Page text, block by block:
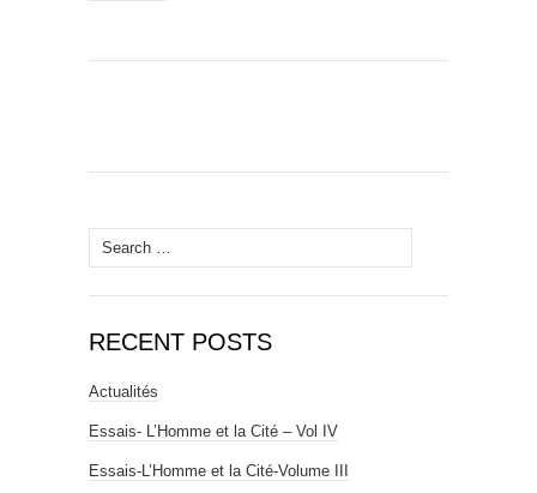
Search
for:
RECENT POSTS
Actualités
Essais- L’Homme et la Cité – Vol IV
Essais-L’Homme et la Cité-Volume III